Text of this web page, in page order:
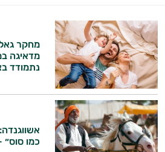
מחקר
מדאיגה
נתמודד
כמו